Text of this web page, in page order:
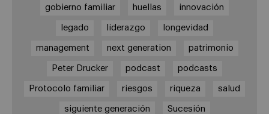
gobierno familiar huellas innovación
legado liderazgo longevidad
management next generation patrimonio
Peter Drucker podcast podcasts
Protocolo familiar riesgos riqueza salud
siguiente generación Sucesión